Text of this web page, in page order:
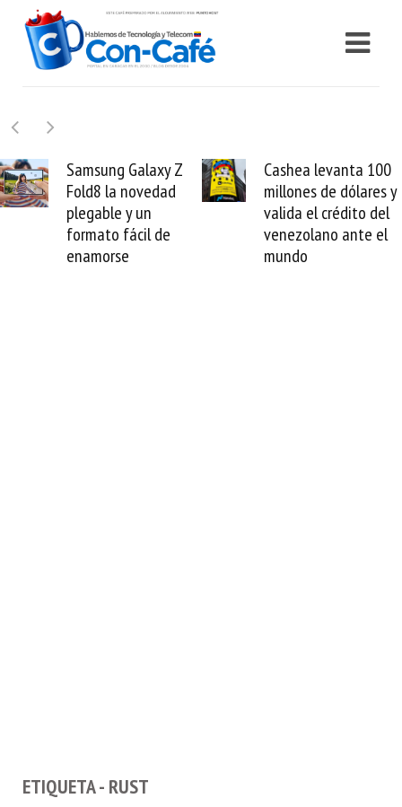
Cashea levanta 100
millones de dólares y
valida el crédito del
venezolano ante el
mundo
El buque Wave
Sentinel
reparación del
cable de Cirion
ETIQUETA - RUST